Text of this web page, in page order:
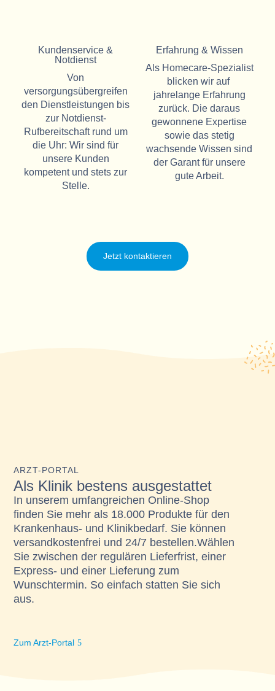
Kundenservice &
Notdienst
Von
versorgungsübergreifen
den Dienstleistungen bis
zur Notdienst-
Rufbereitschaft rund um
die Uhr: Wir sind für
unsere Kunden
kompetent und stets zur
Stelle.
Erfahrung & Wissen
Als Homecare-Spezialist
blicken wir auf
jahrelange Erfahrung
zurück. Die daraus
gewonnene Expertise
sowie das stetig
wachsende Wissen sind
der Garant für unsere
gute Arbeit.
Jetzt kontaktieren
ARZT-PORTAL
Als Klinik bestens ausgestattet
In unserem umfangreichen Online-Shop
finden Sie mehr als 18.000 Produkte für den
Krankenhaus- und Klinikbedarf. Sie können
versandkostenfrei und 24/7 bestellen.Wählen
Sie zwischen der regulären Lieferfrist, einer
Express- und einer Lieferung zum
Wunschtermin. So einfach statten Sie sich
aus.
Zum Arzt-Portal